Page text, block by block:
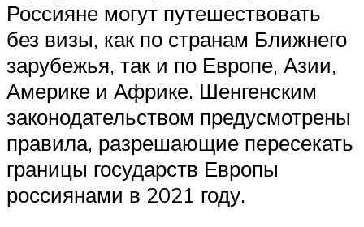
Россияне могут путешествовать
без визы, как по странам Ближнего
зарубежья, так и по Европе, Азии,
Америке и Африке. Шенгенским
законодательством предусмотрены
правила, разрешающие пересекать
границы государств Европы
россиянами в 2021 году.